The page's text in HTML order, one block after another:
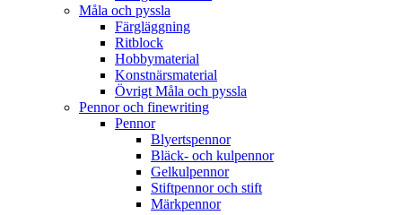
Måla och pyssla
Färgläggning
Ritblock
Hobbymaterial
Konstnärsmaterial
Övrigt Måla och pyssla
Pennor och finewriting
Pennor
Blyertspennor
Bläck- och kulpennor
Gelkulpennor
Stiftpennor och stift
Märkpennor